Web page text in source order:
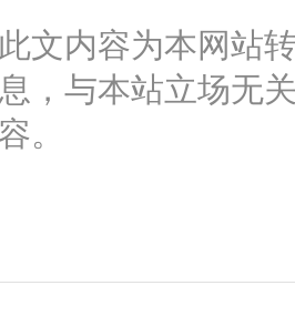
文内容为本网站
，与本站立场无
。